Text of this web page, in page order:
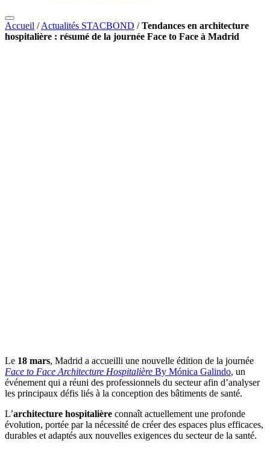
Accueil /Actualités STACBOND /Tendances en architecture
hospitalière : résumé de la journée Face to Face à Madrid
Le 18 mars, Madrid a accueilli une nouvelle édition de la journée
Face to Face Architecture Hospitalière By Mónica Galindo, un
événement qui a réuni des professionnels du secteur afin d’analyser
les principaux défis liés à la conception des bâtiments de santé.
L’architecture hospitalière connaît actuellement une profonde
évolution, portée par la nécessité de créer des espaces plus efficaces,
durables et adaptés aux nouvelles exigences du secteur de la santé.